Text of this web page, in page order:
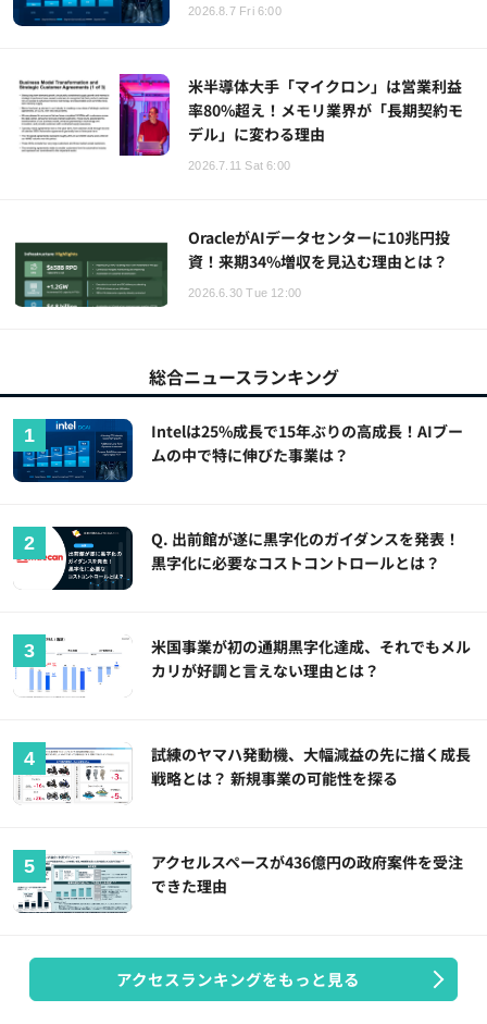
2026.8.7 Fri 6:00
米半導体大手「マイクロン」は営業利益
率80%超え！メモリ業界が「長期契約モ
デル」に変わる理由
2026.7.11 Sat 6:00
OracleがAIデータセンターに10兆円投
資！来期34%増収を見込む理由とは？
2026.6.30 Tue 12:00
総合ニュースランキング
Intelは25%成長で15年ぶりの高成長！AIブー
ムの中で特に伸びた事業は？
Q. 出前館が遂に黒字化のガイダンスを発表！
黒字化に必要なコストコントロールとは？
米国事業が初の通期黒字化達成、それでもメル
カリが好調と言えない理由とは？
試練のヤマハ発動機、大幅減益の先に描く成長
戦略とは？ 新規事業の可能性を探る
アクセルスペースが436億円の政府案件を受注
できた理由
アクセスランキングをもっと見る